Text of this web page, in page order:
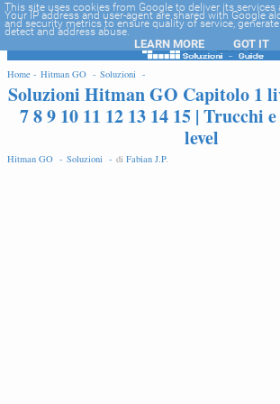
-->
Home - Hitman GO - Soluzioni -
Soluzioni Hitman GO Capitolo 1
7 8 9 10 11 12 13 14 15 | Trucchi
level
Hitman GO - Soluzioni - di Fabian J.P.
This site uses cookies from Google to deliver its services
Your IP address and user-agent are shared with Google
and security metrics to ensure quality of service,
detect and address abuse.
LEARN MORE GOT IT